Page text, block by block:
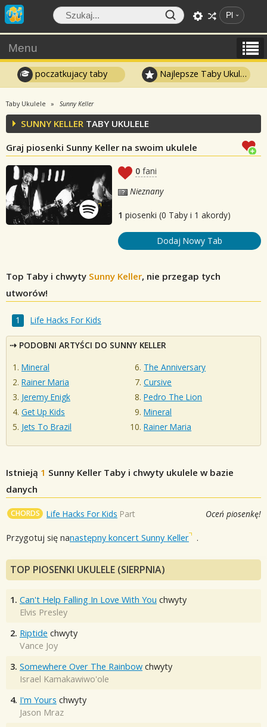
Pl
Menu
poczatkujacy taby Najlepsze Taby Ukulele
Taby Ukulele Sunny Keller
SUNNY KELLER TABY UKULELE
Graj piosenki Sunny Keller na swoim ukulele
0 fani
Nieznany
1 piosenki (0 Taby i 1 akordy)
Dodaj Nowy Tab
Top Taby i chwyty Sunny Keller, nie przegap tych
utworów!
Life Hacks For Kids
PODOBNI ARTYŚCI DO SUNNY KELLER
Mineral
Rainer Maria
Jeremy Enigk
Get Up Kids
Jets To Brazil
The Anniversary
Cursive
Pedro The Lion
Mineral
Rainer Maria
Istnieją 1 Sunny Keller Taby i chwyty ukulele w bazie
danych
CHORDS Life Hacks For Kids Part Oceń piosenkę!
Przygotuj się nanastępny koncert Sunny Keller .
TOP PIOSENKI UKULELE (SIERPNIA)
1. Can't Help Falling In Love With You chwyty
Elvis Presley
2. Riptide chwyty
Vance Joy
3. Somewhere Over The Rainbow chwyty
Israel Kamakawiwo'ole
4. I'm Yours chwyty
Jason Mraz